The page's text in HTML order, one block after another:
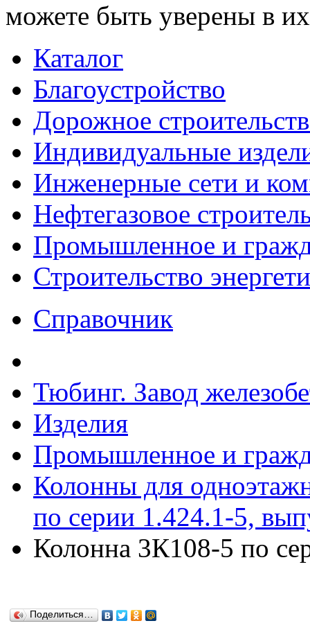
можете быть уверены в их
Каталог
Благоустройство
Дорожное
Индивидуальные
Инженерные сети и
Нефтегазовое
Промышленное и
Строительство
Справочник
Тюбинг. Завод
Изделия
Промышленное и
Колонны для
по серии 1.424.1-5,
Колонна 3К108-5 по
Поделиться…